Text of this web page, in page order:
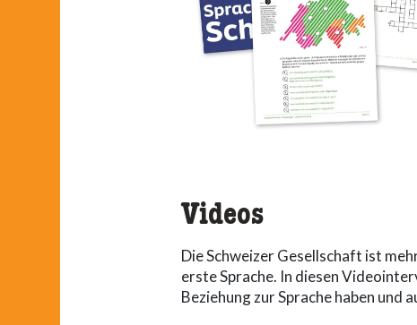
Videos
Die Schweizer Gesellschaft ist
erste Sprache. In diesen
Beziehung zur Sprache haben und